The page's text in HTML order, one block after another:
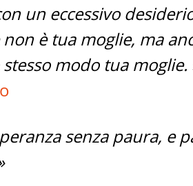
un eccessivo
è tua moglie, ma
modo tua moglie.
senza paura, e